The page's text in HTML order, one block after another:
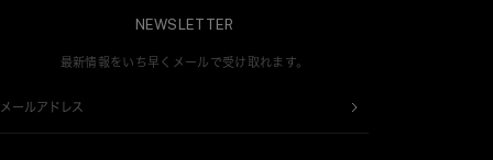
NEWSLETTER
最新情報をいち早くメールで受け取れます。
メールアドレス